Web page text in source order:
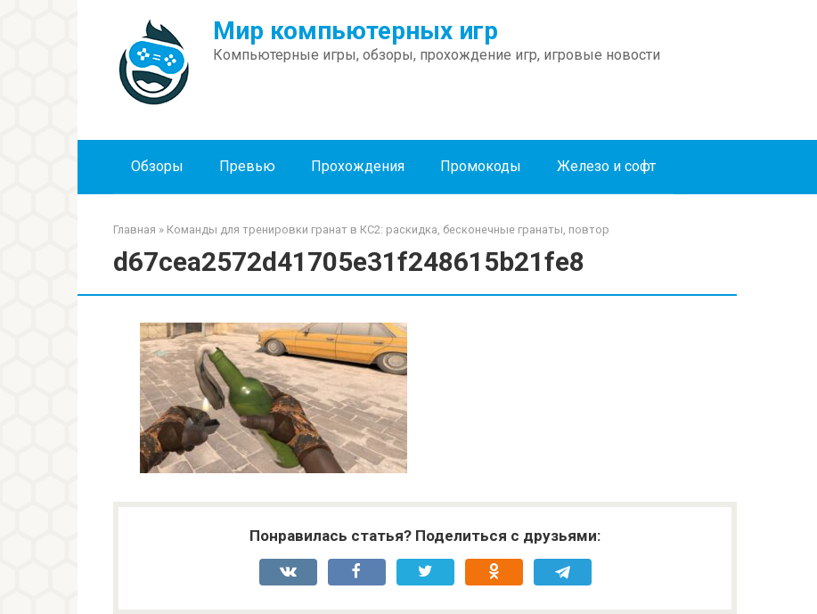
Мир компьютерных игр
Компьютерные игры, обзоры, прохождение игр, игровые новости
Обзоры Превью Прохождения Промокоды Железо и софт
Главная » Команды для тренировки гранат в КС2: раскидка, бесконечные гранаты, повтор
d67cea2572d41705e31f248615b21fe8
Понравилась статья? Поделиться с друзьями: